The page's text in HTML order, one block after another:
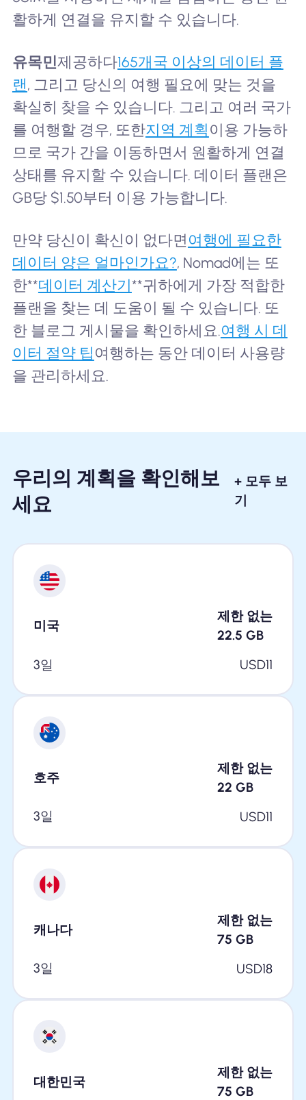
활하게 연결을 유지할 수 있습니다.
유목민제공하다165개국 이상의 데이터 플
랜, 그리고 당신의 여행 필요에 맞는 것을
확실히 찾을 수 있습니다. 그리고 여러 국가
를 여행할 경우, 또한지역 계획 이용 가능하
므로 국가 간을 이동하면서 원활하게 연결
상태를 유지할 수 있습니다. 데이터 플랜은
GB당 $1.50부터 이용 가능합니다.
만약 당신이 확신이 없다면 여행에 필요한
데이터 양은 얼마인가요?, Nomad에는 또
한**데이터 계산기**귀하에게 가장 적합한
플랜을 찾는 데 도움이 될 수 있습니다. 또
한 블로그 게시물을 확인하세요.여행 시 데
이터 절약 팁 여행하는 동안 데이터 사용량
을 관리하세요.
우리의 계획을 확인해보
세요
+ 모두 보
기
미국
제한 없는
22.5 GB
3일
USD11
호주
제한 없는
22 GB
3일
USD11
캐나다
제한 없는
75 GB
3일
USD18
대한민국
제한 없는
75 GB